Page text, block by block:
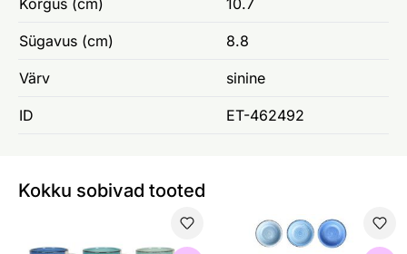
Kõrgus (cm) 10.7
Sügavus (cm) 8.8
Värv sinine
ID ET-462492
Kokku sobivad tooted
Kruus Baita 475 ml, 6 tk Supitaldrik Baita Ø 21 cm, 6